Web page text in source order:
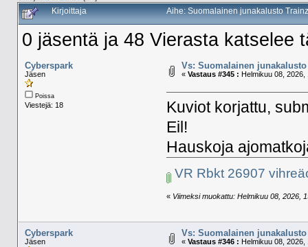
Kirjoittaja Aihe: Suomalainen junakalusto
0 jäsentä ja 48 Vierasta katselee
Cyberspark
Jäsen
Poissa
Viestejä: 18
Vs: Suomalainen
« Vastaus #345 : Helmikuu 08, 2026,
Kuviot korjattu,
Eil!
Hauskoja
VR Rbkt 26907
« Viimeksi muokattu: Helmikuu 08, 2026,
Cyberspark
Jäsen
Vs: Suomalainen
« Vastaus #346 : Helmikuu 08, 2026,